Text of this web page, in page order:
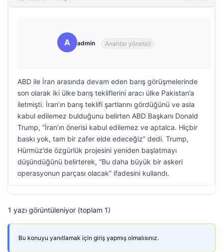
A admin Anahtar yönetici
ABD ile İran arasında devam eden barış görüşmelerinde
son olarak iki ülke barış tekliflerini aracı ülke Pakistan’a
iletmişti. İran’ın barış teklifi şartlarını gördüğünü ve asla
kabul edilemez bulduğunu belirten ABD Başkanı Donald
Trump, “İran’ın önerisi kabul edilemez ve aptalca. Hiçbir
baskı yok, tam bir zafer elde edeceğiz” dedi. Trump,
Hürmüz’de özgürlük projesini yeniden başlatmayı
düşündüğünü belirterek, “Bu daha büyük bir askeri
operasyonun parçası olacak” ifadesini kullandı.
1 yazı görüntüleniyor (toplam 1)
Bu konuyu yanıtlamak için giriş yapmış olmalısınız.